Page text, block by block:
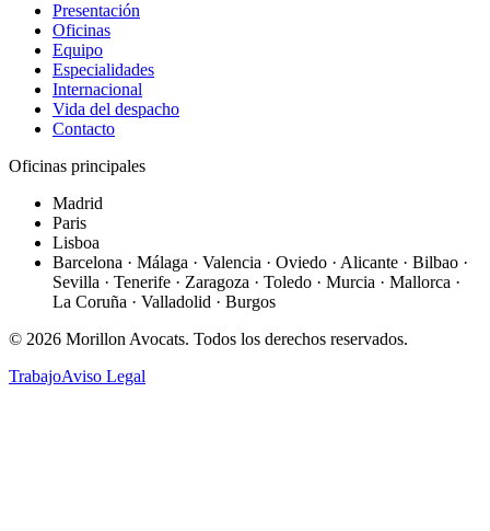
Presentación
Oficinas
Equipo
Especialidades
Internacional
Vida del despacho
Contacto
Oficinas principales
Madrid
Paris
Lisboa
Barcelona · Málaga · Valencia · Oviedo · Alicante · Bilbao ·
Sevilla · Tenerife · Zaragoza · Toledo · Murcia · Mallorca ·
La Coruña · Valladolid · Burgos
© 2026 Morillon Avocats. Todos los derechos reservados.
TrabajoAviso Legal